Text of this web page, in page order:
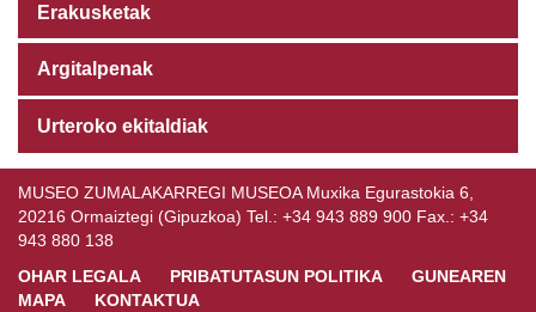
Erakusketak
Argitalpenak
Urteroko ekitaldiak
MUSEO ZUMALAKARREGI MUSEOA Muxika Egurastokia 6,
20216 Ormaiztegi (Gipuzkoa) Tel.: +34 943 889 900 Fax.: +34
943 880 138
OHAR LEGALA
PRIBATUTASUN POLITIKA
GUNEAREN
MAPA
KONTAKTUA